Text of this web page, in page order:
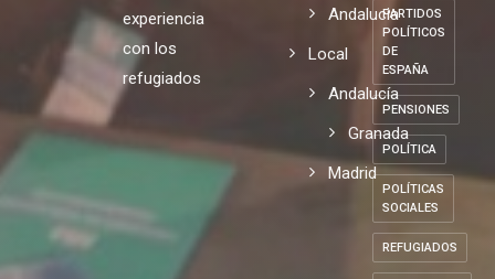
experiencia
con los
refugiados
Andalucia
Local
Andalucía
Granada
Madrid
PARTIDOS
POLÍTICOS
DE
ESPAÑA
PENSIONES
POLÍTICA
POLÍTICAS
SOCIALES
REFUGIADOS